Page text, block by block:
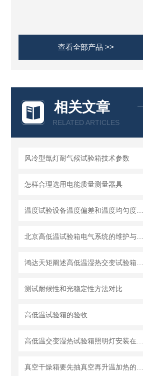
查看全部产品 >>
相关文章
RELATED ARTICLES
风冷型氙灯耐气候试验箱技术参数
怎样合理选用电能质量测量器具
测试耐候性和光稳定性方法对比
高低温试验箱的验收